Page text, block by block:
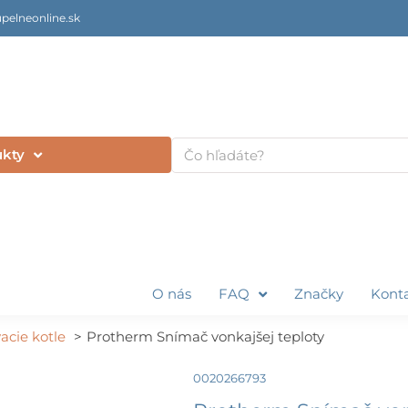
Vyhľadať
O nás FAQ Značky
kotle Protherm Snímač vonkajšej teploty
0020266793